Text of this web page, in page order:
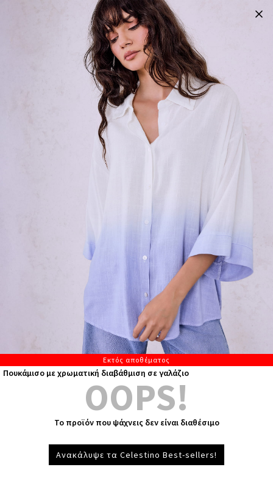
Εκτός αποθέματος
Πουκάμισο με χρωματική διαβάθμιση σε γαλάζιο
OOPS!
Το προϊόν που ψάχνεις δεν είναι διαθέσιμο
Ανακάλυψε τα Celestino Best-sellers!